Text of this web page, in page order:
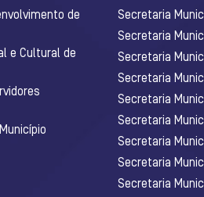
de
e Cultural de
Secretaria
Secretaria
Secretaria
Secretaria
Secretaria
Secretaria
Secretaria
Secretaria
Secretaria